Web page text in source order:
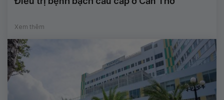
Xem thêm